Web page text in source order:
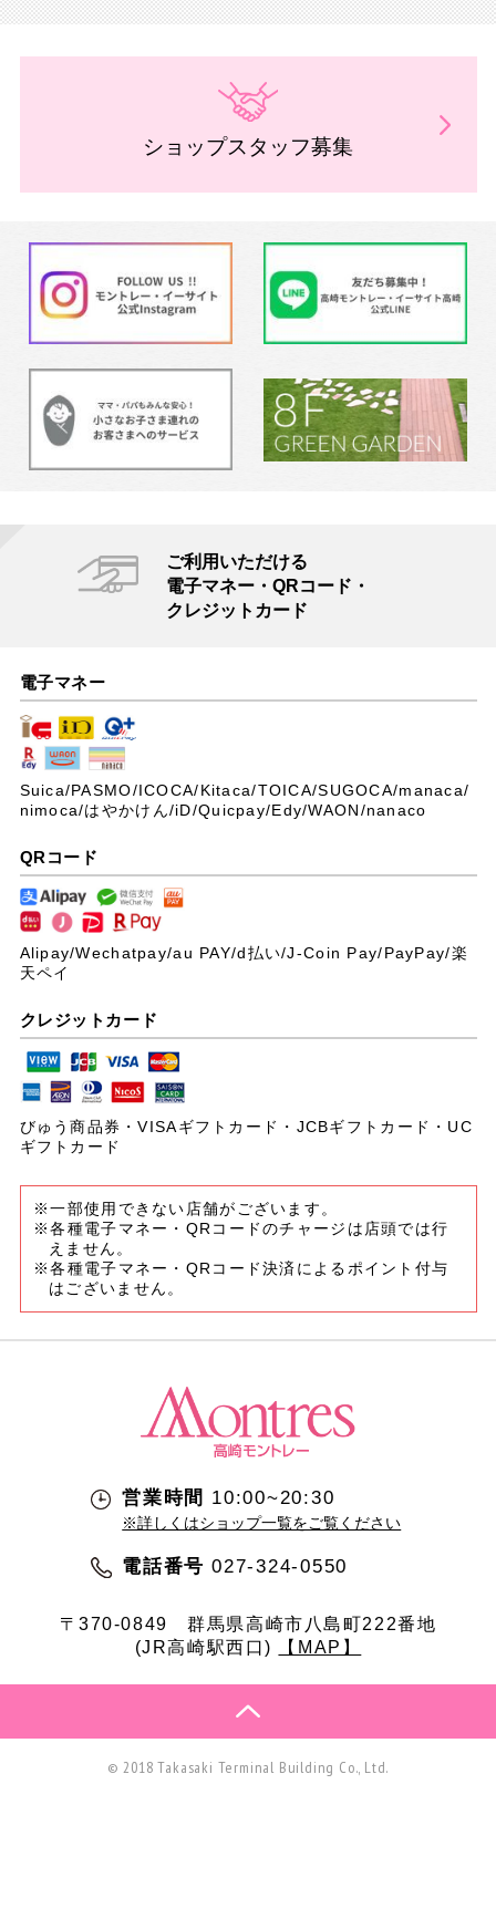
ショップスタッフ募集
ご利用いただける
電子マネー・QRコード・
クレジットカード
電子マネー
Suica/PASMO/ICOCA/Kitaca/TOICA/SUGOCA/manaca/
nimoca/はやかけん/iD/Quicpay/Edy/WAON/nanaco
QRコード
Alipay/Wechatpay/au PAY/d払い/J-Coin Pay/PayPay/楽
天ペイ
クレジットカード
びゅう商品券・VISAギフトカード・JCBギフトカード・UC
ギフトカード
※一部使用できない店舗がございます。
※各種電子マネー・QRコードのチャージは店頭では行
えません。
※各種電子マネー・QRコード決済によるポイント付与
はございません。
営業時間 10:00~20:30
※詳しくはショップ一覧をご覧ください
電話番号 027-324-0550
〒370-0849
群馬県高崎市八島町222番地
(JR高崎駅西口)
【MAP】
© 2018 Takasaki Terminal Building Co., Ltd.